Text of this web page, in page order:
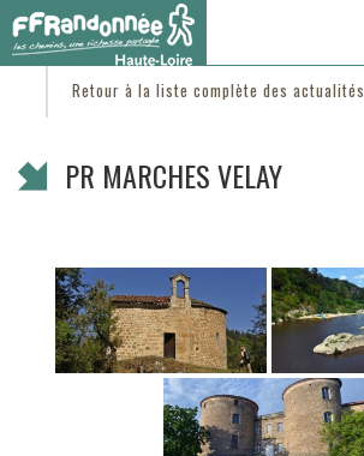
Vous êtes ici :Accueil/C'est d'actu
Retour à la liste complète des actualités
PR MARCHES VELAY